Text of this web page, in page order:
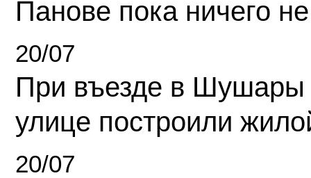
Панове пока ничего
20/07
При въезде в Шушары
улице построили
20/07